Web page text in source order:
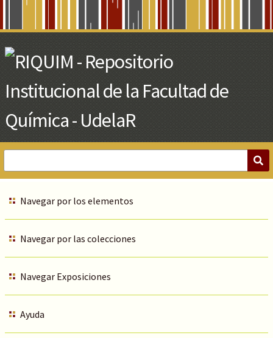
Main
Content
Navegar por los elementos
Navegar por las colecciones
Navegar Exposiciones
Ayuda